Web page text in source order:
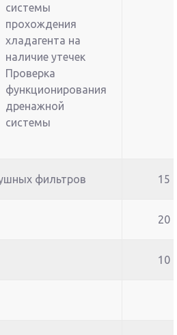
системы
прохождения
хладагента на
наличие утечек
Проверка
функционирования
дренажной
системы
фильтров 15
20
10